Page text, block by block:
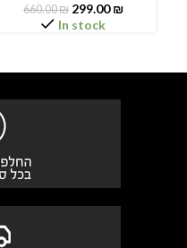
660.00₪ 299.00₪
In stock